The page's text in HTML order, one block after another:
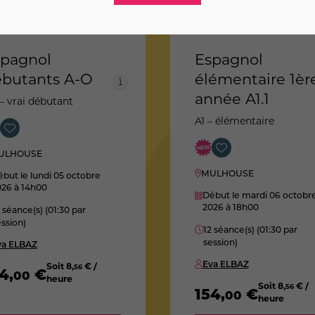
A-O
vrai débutant
le lundi 05 octobre
à 14h00
séance(s) (01:30 par
ELBAZ
,00 €Soit8,56€ /
heure
Espagnol
élémentaire
année A1.1
A1 – élémentaire
MULHOUSE
Début le mardi 06
2026 à 18h00
12 séance(s) (01:30 par
session)
Eva ELBAZ
154,00 €Soit8,56€ /
heure